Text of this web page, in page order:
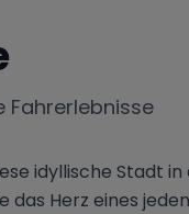
Fahrerlebnisse
idyllische Stadt
Herz eines